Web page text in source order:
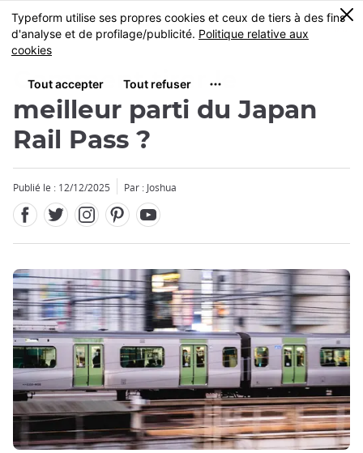
Skip
to
main
MENU
0
Comment tirer le
meilleur parti du Japan
Rail Pass ?
Publié le : 12/12/2025 Par : Joshua
Fermer